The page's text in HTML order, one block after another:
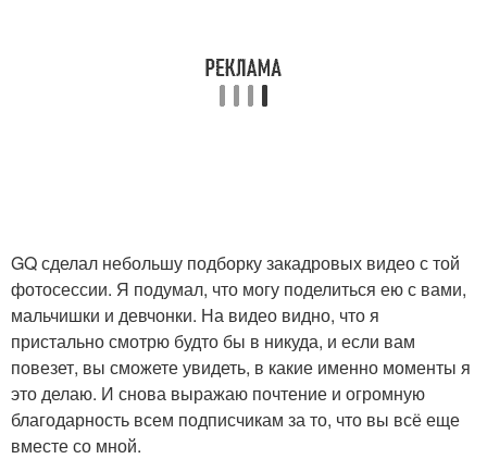
GQ сделал небольшу подборку закадровых видео с той
фотосессии. Я подумал, что могу поделиться ею с вами,
мальчишки и девчонки. На видео видно, что я
пристально смотрю будто бы в никуда, и если вам
повезет, вы сможете увидеть, в какие именно моменты я
это делаю. И снова выражаю почтение и огромную
благодарность всем подписчикам за то, что вы всё еще
вместе со мной.